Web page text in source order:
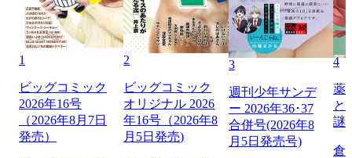
1
ビッグコミック
2026年16号
（2026年8月7日
発売）
2
ビッグコミック
オリジナル 2026
年16号（2026年8
月5日発売)
3
週刊少年サンデ
ー 2026年36･37
合併号(2026年8
月5日発売号)
4
薬
と
謎
倉